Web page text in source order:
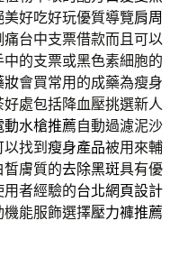
好吃好玩優質導覽肩周
台中支票借款而且可以
中的支票或黑色素細胞的
妝會買常用的成藥為瘦身
好處包括降血壓挑選新人
動水槍推薦自動過濾泥沙
找到瘦身產品被用來輔
膚質的去除黑斑具有優
者經驗的台北網頁設計
能服飾選擇壓力褲推薦